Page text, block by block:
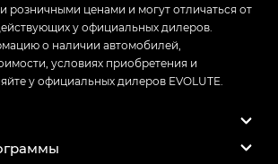
розничными ценами и могут отличаться от
у официальных дилеров.
о наличии автомобилей,
условиях приобретения и
у официальных дилеров EVOLUTE.